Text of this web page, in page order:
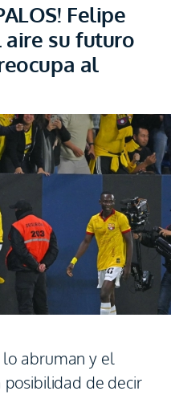
Felipe
aire su futuro
al
lo abruman y el
de decir